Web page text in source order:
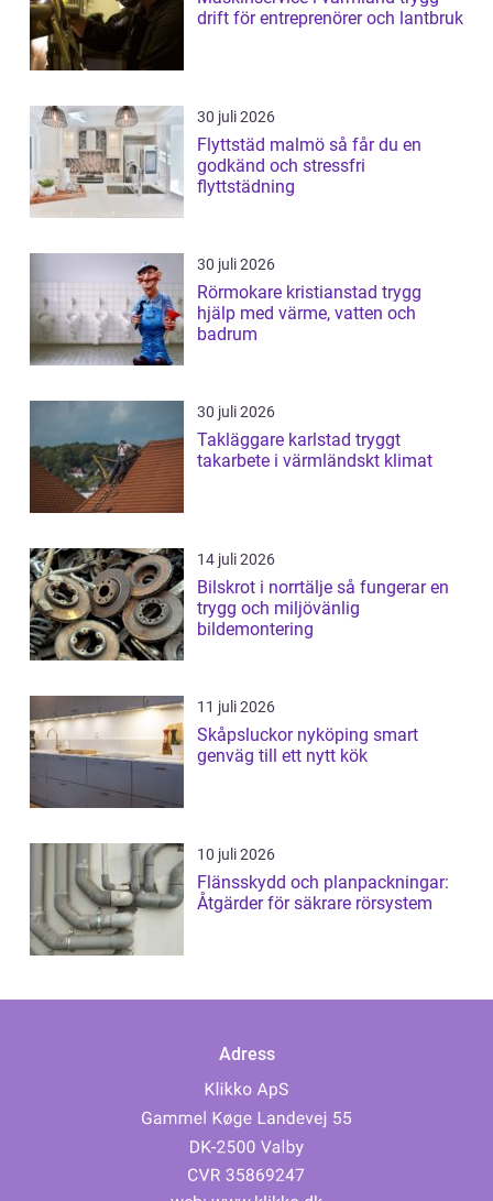
drift för entreprenörer och lantbruk
30 juli 2026
Flyttstäd malmö så får du en
godkänd och stressfri
flyttstädning
30 juli 2026
Rörmokare kristianstad trygg
hjälp med värme, vatten och
badrum
30 juli 2026
Takläggare karlstad tryggt
takarbete i värmländskt klimat
14 juli 2026
Bilskrot i norrtälje så fungerar en
trygg och miljövänlig
bildemontering
11 juli 2026
Skåpsluckor nyköping smart
genväg till ett nytt kök
10 juli 2026
Flänsskydd och planpackningar:
Åtgärder för säkrare rörsystem
Adress